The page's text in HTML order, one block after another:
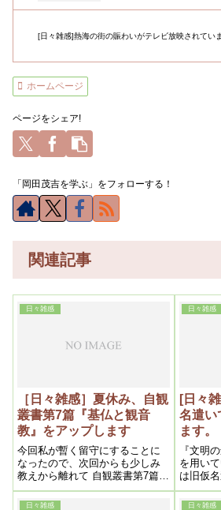
[日々雑感]熱海の街の賑わいがテレビ放映されていま
ホームページ
ページをシェア!
「岡田茂吉を学ぶ」をフォローする！
関連記事
日々雑感
［日々雑感］夏休み、自観
叢書第7篇『基仏と観音
教』をアップします
今回私が暫く留守にすることに
なったので、次回からも少しみ
教えから離れて 自観叢書第7篇
『基仏と観音教』を掲載させて
いただきます
日々雑感
[日々
名遣い
ます。
『文明
を用い
は旧仮
してお
日々雑感 日々雑感